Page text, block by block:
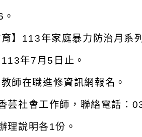
。
】 113年家庭暴力防治月系
113年7 月 5 日止。
師在職進修資訊網報名。
芸社會工作師，聯絡電話：
理說明各1份。